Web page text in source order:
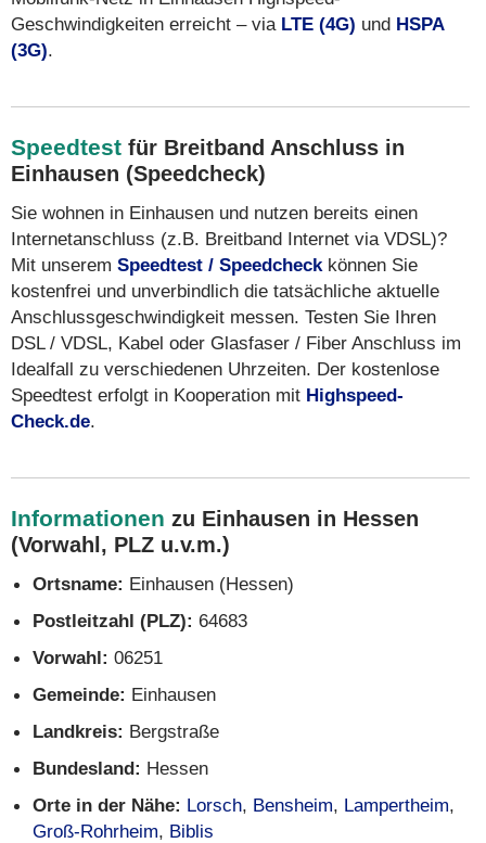
Geschwindigkeiten erreicht – via LTE (4G) und HSPA
(3G).
Speedtest für Breitband Anschluss in
Einhausen (Speedcheck)
Sie wohnen in Einhausen und nutzen bereits einen
Internetanschluss (z.B. Breitband Internet via VDSL)?
Mit unserem Speedtest / Speedcheckkönnen Sie
kostenfrei und unverbindlich die tatsächliche aktuelle
Anschlussgeschwindigkeit messen. Testen Sie Ihren
DSL / VDSL, Kabel oder Glasfaser / Fiber Anschluss im
Idealfall zu verschiedenen Uhrzeiten. Der kostenlose
Speedtest erfolgt in Kooperation mit Highspeed-
Check.de.
Informationen zu Einhausen in Hessen
(Vorwahl, PLZ u.v.m.)
Ortsname: Einhausen (Hessen)
Postleitzahl (PLZ): 64683
Vorwahl: 06251
Gemeinde: Einhausen
Landkreis: Bergstraße
Bundesland: Hessen
Orte in der Nähe: Lorsch, Bensheim, Lampertheim,
Groß-Rohrheim, Biblis